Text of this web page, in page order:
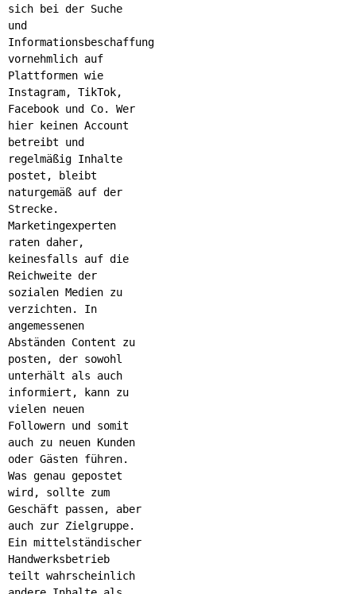
sich bei der Suche
und
Informationsbeschaffung
vornehmlich auf
Plattformen wie
Instagram, TikTok,
Facebook und Co. Wer
hier keinen Account
betreibt und
regelmäßig Inhalte
postet, bleibt
naturgemäß auf der
Strecke.
Marketingexperten
raten daher,
keinesfalls auf die
Reichweite der
sozialen Medien zu
verzichten. In
angemessenen
Abständen Content zu
posten, der sowohl
unterhält als auch
informiert, kann zu
vielen neuen
Followern und somit
auch zu neuen Kunden
oder Gästen führen.
Was genau gepostet
wird, sollte zum
Geschäft passen, aber
auch zur Zielgruppe.
Ein mittelständischer
Handwerksbetrieb
teilt wahrscheinlich